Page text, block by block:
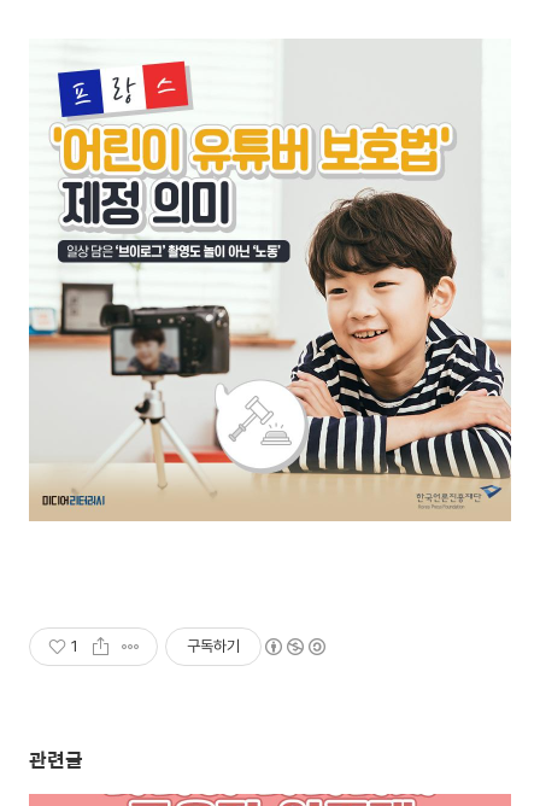
1 구독하기
관련글